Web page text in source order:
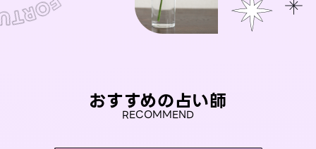
おすすめの占い師
RECOMMEND